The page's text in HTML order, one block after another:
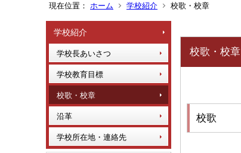
現在位置： ホーム 学校紹介 校歌・校章
学校紹介
学校長あいさつ
学校教育目標
校歌・校章
沿革
学校所在地・連絡先
校歌・校章
校歌